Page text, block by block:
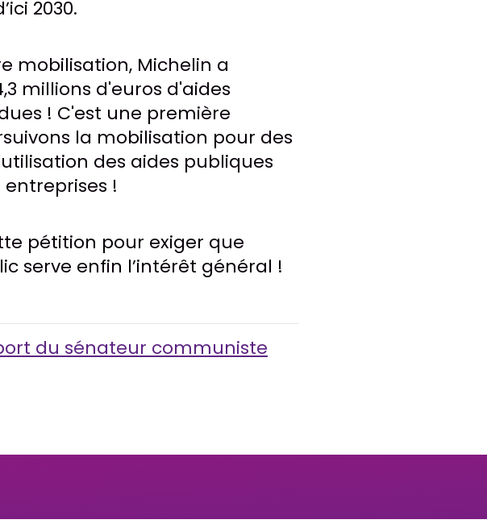
2030.
mobilisation, Michelin a
millions d'euros d'aides
! C'est une première
la mobilisation pour des
des aides publiques
!
pétition pour exiger que
serve enfin l’intérêt général !
du sénateur communiste